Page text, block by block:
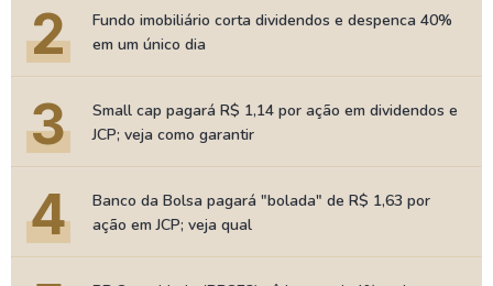
2
Fundo imobiliário corta dividendos e despenca 40%
em um único dia
3
Small cap pagará R$ 1,14 por ação em dividendos e
JCP; veja como garantir
4
Banco da Bolsa pagará "bolada" de R$ 1,63 por
ação em JCP; veja qual